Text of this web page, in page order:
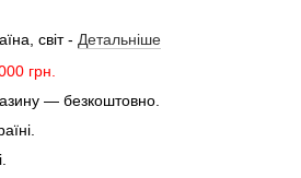
світ - Детальніше
грн.
— безкоштовно.